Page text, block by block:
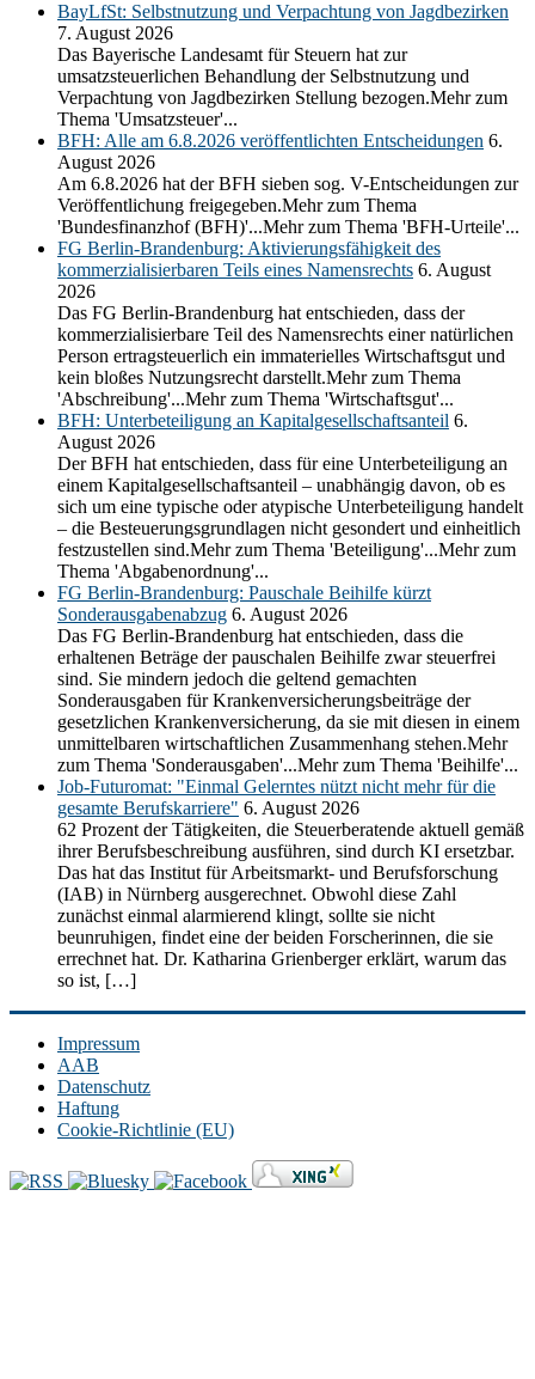
BayLfSt: Selbstnutzung und Verpachtung von Jagdbezirken
7. August 2026
Das Bayerische Landesamt für Steuern hat zur
umsatzsteuerlichen Behandlung der Selbstnutzung und
Verpachtung von Jagdbezirken Stellung bezogen.Mehr zum
Thema 'Umsatzsteuer'...
BFH: Alle am 6.8.2026 veröffentlichten Entscheidungen 6.
August 2026
Am 6.8.2026 hat der BFH sieben sog. V-Entscheidungen zur
Veröffentlichung freigegeben.Mehr zum Thema
'Bundesfinanzhof (BFH)'...Mehr zum Thema 'BFH-Urteile'...
FG Berlin-Brandenburg: Aktivierungsfähigkeit des
kommerzialisierbaren Teils eines Namensrechts 6. August
2026
Das FG Berlin-Brandenburg hat entschieden, dass der
kommerzialisierbare Teil des Namensrechts einer natürlichen
Person ertragsteuerlich ein immaterielles Wirtschaftsgut und
kein bloßes Nutzungsrecht darstellt.Mehr zum Thema
'Abschreibung'...Mehr zum Thema 'Wirtschaftsgut'...
BFH: Unterbeteiligung an Kapitalgesellschaftsanteil 6.
August 2026
Der BFH hat entschieden, dass für eine Unterbeteiligung an
einem Kapitalgesellschaftsanteil – unabhängig davon, ob es
sich um eine typische oder atypische Unterbeteiligung handelt
– die Besteuerungsgrundlagen nicht gesondert und einheitlich
festzustellen sind.Mehr zum Thema 'Beteiligung'...Mehr zum
Thema 'Abgabenordnung'...
FG Berlin-Brandenburg: Pauschale Beihilfe kürzt
Sonderausgabenabzug 6. August 2026
Das FG Berlin-Brandenburg hat entschieden, dass die
erhaltenen Beträge der pauschalen Beihilfe zwar steuerfrei
sind. Sie mindern jedoch die geltend gemachten
Sonderausgaben für Krankenversicherungsbeiträge der
gesetzlichen Krankenversicherung, da sie mit diesen in einem
unmittelbaren wirtschaftlichen Zusammenhang stehen.Mehr
zum Thema 'Sonderausgaben'...Mehr zum Thema 'Beihilfe'...
Job-Futuromat: "Einmal Gelerntes nützt nicht mehr für die
gesamte Berufskarriere" 6. August 2026
62 Prozent der Tätigkeiten, die Steuerberatende aktuell gemäß
ihrer Berufsbeschreibung ausführen, sind durch KI ersetzbar.
Das hat das Institut für Arbeitsmarkt- und Berufsforschung
(IAB) in Nürnberg ausgerechnet. Obwohl diese Zahl
zunächst einmal alarmierend klingt, sollte sie nicht
beunruhigen, findet eine der beiden Forscherinnen, die sie
errechnet hat. Dr. Katharina Grienberger erklärt, warum das
so ist, […]
Impressum
AAB
Datenschutz
Haftung
Cookie-Richtlinie (EU)